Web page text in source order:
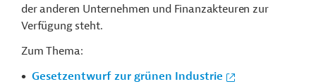
der anderen Unternehmen und Finanzakteuren zur
Verfügung steht.
Zum Thema:
Gesetzentwurf zur grünen Industrie